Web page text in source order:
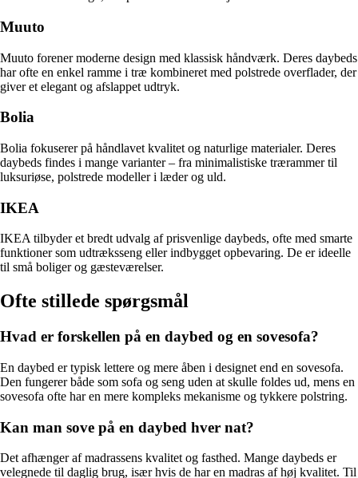
Muuto
Muuto forener moderne design med klassisk håndværk. Deres daybeds
har ofte en enkel ramme i træ kombineret med polstrede overflader, der
giver et elegant og afslappet udtryk.
Bolia
Bolia fokuserer på håndlavet kvalitet og naturlige materialer. Deres
daybeds findes i mange varianter – fra minimalistiske trærammer til
luksuriøse, polstrede modeller i læder og uld.
IKEA
IKEA tilbyder et bredt udvalg af prisvenlige daybeds, ofte med smarte
funktioner som udtræksseng eller indbygget opbevaring. De er ideelle
til små boliger og gæsteværelser.
Ofte stillede spørgsmål
Hvad er forskellen på en daybed og en sovesofa?
En daybed er typisk lettere og mere åben i designet end en sovesofa.
Den fungerer både som sofa og seng uden at skulle foldes ud, mens en
sovesofa ofte har en mere kompleks mekanisme og tykkere polstring.
Kan man sove på en daybed hver nat?
Det afhænger af madrassens kvalitet og fasthed. Mange daybeds er
velegnede til daglig brug, især hvis de har en madras af høj kvalitet. Til